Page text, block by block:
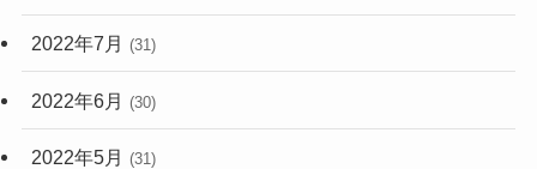
2022年7月 (31)
2022年6月 (30)
2022年5月 (31)